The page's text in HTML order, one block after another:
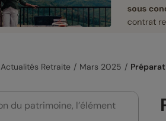
Actualités Retraite Mars 2025
du patrimoine, l’élément